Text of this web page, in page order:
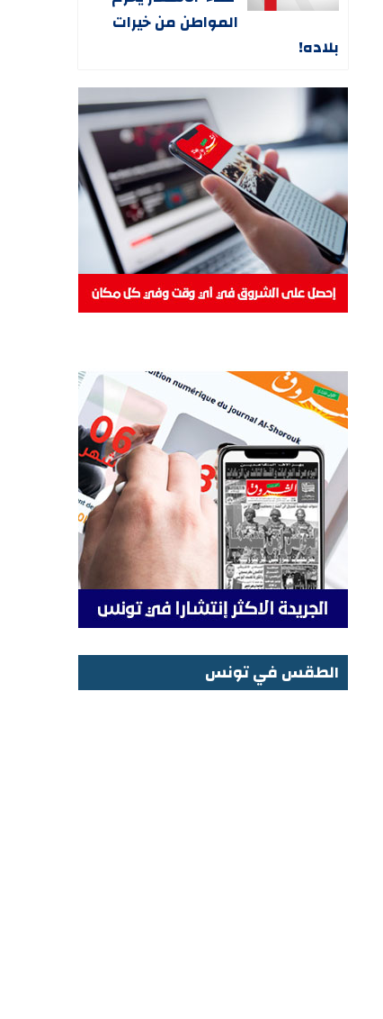
المواطن من خيرات
بلاده!
الطقس في تونس